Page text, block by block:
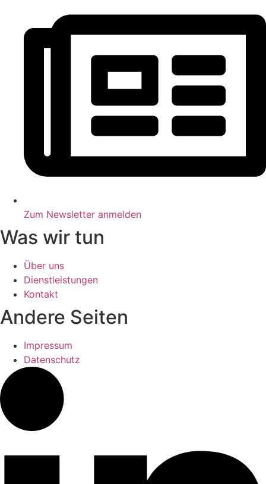
Zum Newsletter anmelden
Was wir tun
Über uns
Dienstleistungen
Kontakt
Andere Seiten
Impressum
Datenschutz